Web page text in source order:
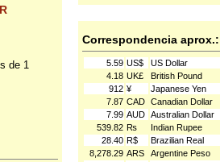
de 1
Correspondencia aprox.:
5.59 US$
US Dollar
4.18 UK£
British Pound
912 ¥
Japanese Yen
7.87 CAD Canadian Dollar
7.99 AUD Australian Dollar
539.82 ₨
Indian Rupee
28.40 R$
Brazilian Real
8,278.29 ARS
Argentine Peso